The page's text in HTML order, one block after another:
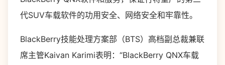
代SUV车载软件的功用安全、网络安全和牢靠性。
BlackBerry技能处理方案部（BTS）高档副总裁兼联
席主管Kaivan Karimi表明：“BlackBerry QNX车载